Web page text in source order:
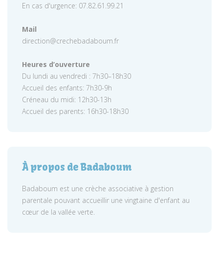
En cas d'urgence: 07.82.61.99.21
Mail
direction@crechebadaboum.fr
Heures d’ouverture
Du lundi au vendredi : 7h30–18h30
Accueil des enfants: 7h30-9h
Créneau du midi: 12h30-13h
Accueil des parents: 16h30-18h30
À propos de Badaboum
Badaboum est une crèche associative à gestion
parentale pouvant accueillir une vingtaine d'enfant au
cœur de la vallée verte.